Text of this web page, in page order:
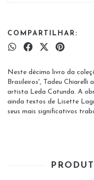
COMPARTILHAR:
Neste décimo livro da
Brasileiros', Tadeu
artista Leda Catunda. A
ainda textos de Lisette
seus mais significativos